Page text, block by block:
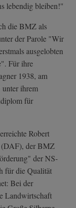
lebendig bleiben!"
die BMZ als
der Parole "Wir
ausgelobten
Für ihre
1938, am
ihrem
für
Robert
(DAF), der BMZ
der NS-
für die Qualität
Bei der
Landwirtschaft